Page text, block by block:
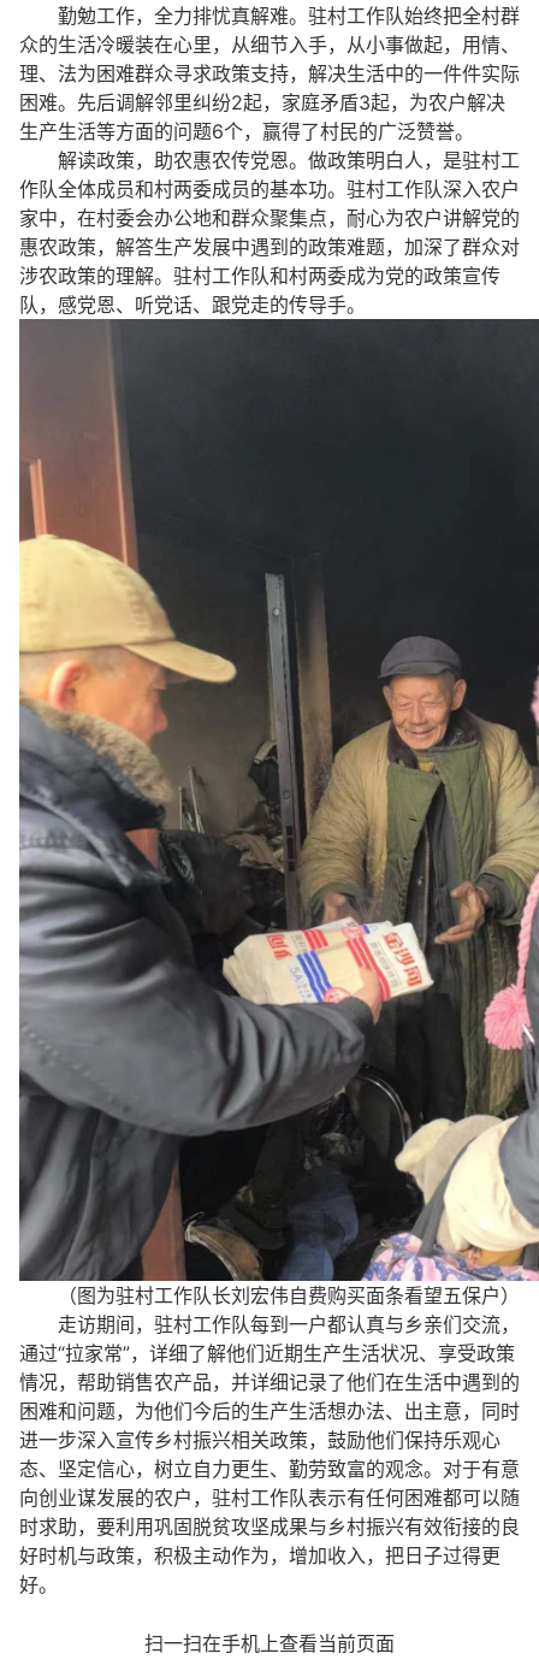
勤勉工作，全力排忧真解难。驻村工作队始终把全村群
众的生活冷暖装在心里，从细节入手，从小事做起，用情、
理、法为困难群众寻求政策支持，解决生活中的一件件实际
困难。先后调解邻里纠纷2起，家庭矛盾3起，为农户解决
生产生活等方面的问题6个，赢得了村民的广泛赞誉。
解读政策，助农惠农传党恩。做政策明白人，是驻村工
作队全体成员和村两委成员的基本功。驻村工作队深入农户
家中，在村委会办公地和群众聚集点，耐心为农户讲解党的
惠农政策，解答生产发展中遇到的政策难题，加深了群众对
涉农政策的理解。驻村工作队和村两委成为党的政策宣传
队，感党恩、听党话、跟党走的传导手。
（图为驻村工作队长刘宏伟自费购买面条看望五保户）
走访期间，驻村工作队每到一户都认真与乡亲们交流，
通过“拉家常”，详细了解他们近期生产生活状况、享受政策
情况，帮助销售农产品，并详细记录了他们在生活中遇到的
困难和问题，为他们今后的生产生活想办法、出主意，同时
进一步深入宣传乡村振兴相关政策，鼓励他们保持乐观心
态、坚定信心，树立自力更生、勤劳致富的观念。对于有意
向创业谋发展的农户，驻村工作队表示有任何困难都可以随
时求助，要利用巩固脱贫攻坚成果与乡村振兴有效衔接的良
好时机与政策，积极主动作为，增加收入，把日子过得更
好。
扫一扫在手机上查看当前页面